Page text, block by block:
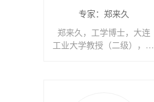
专家：郑来久
郑来久，工学博士，大连
工业大学教授（二级），博